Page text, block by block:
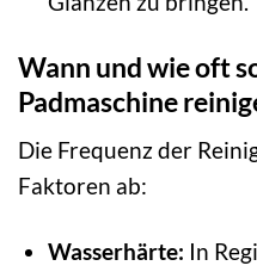
Wann und wie oft
Padmaschine
Die Frequenz der
Faktoren ab:
Wasserhärte: In